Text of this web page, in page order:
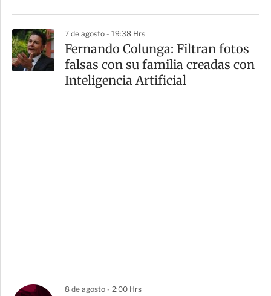
7 de agosto - 19:38 Hrs
Fernando Colunga: Filtran fotos
falsas con su familia creadas con
Inteligencia Artificial
8 de agosto - 2:00 Hrs